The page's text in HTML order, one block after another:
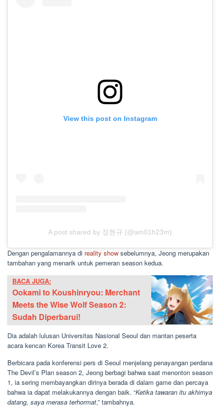
View this post on Instagram
A post shared by 정현규 (@am01h23m)
Dengan pengalamannya di reality show sebelumnya, Jeong merupakan
tambahan yang menarik untuk pemeran season kedua.
BACA JUGA:
Ookami to Koushinryou: Merchant
Meets the Wise Wolf Season 2:
Sudah Diperbarui!
Dia adalah lulusan Universitas Nasional Seoul dan mantan peserta
acara kencan Korea Transit Love 2.
Berbicara pada konferensi pers di Seoul menjelang penayangan perdana
The Devil’s Plan season 2, Jeong berbagi bahwa saat menonton season
1, ia sering membayangkan dirinya berada di dalam game dan percaya
bahwa ia dapat melakukannya dengan baik. “Ketika tawaran itu akhirnya
datang, saya merasa terhormat,” tambahnya.